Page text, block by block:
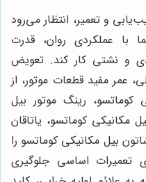
و تعمیر، انتظار می‌رود
با عملکردی روان، قدرت
و نشتی کار کند. تعویض
عمر مفید قطعات موتور، از
کوماتسو، رینگ موتور بیل
مکانیکی کوماتسو، یاتاقان
بیل مکانیکی کوماتسو را
تعمیرات اساسی جلوگیری